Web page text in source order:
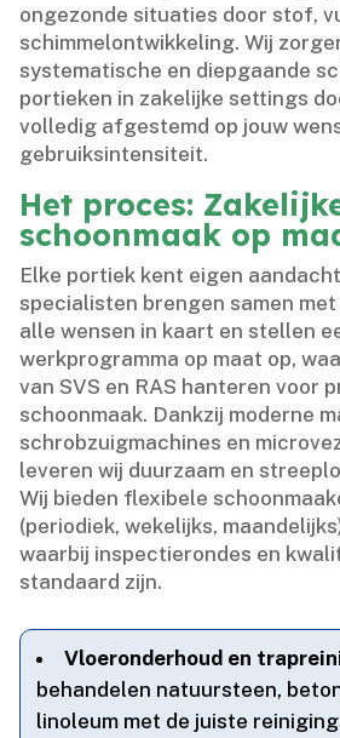
ongezonde situaties door stof,
schimmelontwikkeling.​ Wij
systematische en diepgaande
portieken in zakelijke settings
volledig afgestemd op jouw
gebruiksintensiteit.​
Het proces:
schoonmaak op
Elke portiek kent eigen
specialisten brengen samen
alle wensen in kaart en stellen
werkprogramma op maat op,
van SVS en RAS hanteren voor
schoonmaak.​ Dankzij moderne
schrobzuigmachines en
leveren wij duurzaam en
Wij bieden flexibele
(periodiek, wekelijks,
waarbij inspectierondes en
standaard zijn.​
Vloeronderhoud en
behandelen natuursteen,
linoleum met de juiste